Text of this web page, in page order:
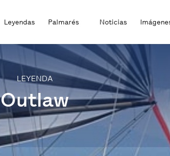
Leyendas Palmarés Noticias
LEYENDA
Outlaw